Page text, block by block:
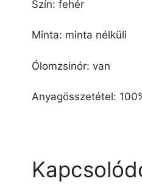
Szín: fehér
Minta: minta nélküli
Ólomzsinór: van
Anyagösszetétel: